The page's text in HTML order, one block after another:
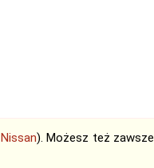
Nissan). Możesz też zawsze